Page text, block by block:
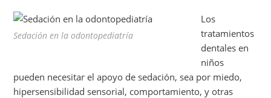
Sedación en la odontopediatría
Los
tratamientos
dentales en
niños
pueden necesitar el apoyo de sedación, sea por miedo,
hipersensibilidad sensorial, comportamiento, y otras